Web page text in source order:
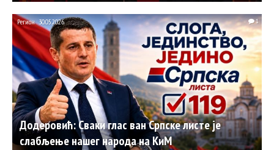
Додеровић: Сваки глас ван Српске листе је
слабљење нашег народа на КиМ
Регион 30.05.2026. 1